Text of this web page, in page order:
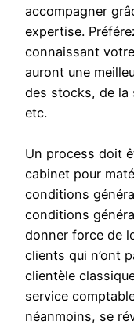
accompagner
expertise.
connaissant
auront une
des stocks, de la
etc.
Un process doit
cabinet pour
conditions
conditions
donner force de
clients qui n’ont
clientèle
service
néanmoins, se